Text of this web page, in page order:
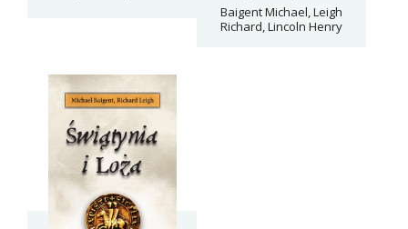
Baigent Michael, Leigh
Richard, Lincoln Henry